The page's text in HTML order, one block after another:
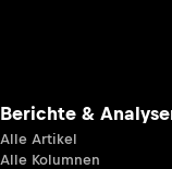
Berichte &
Alle Artikel
Alle Kolumnen